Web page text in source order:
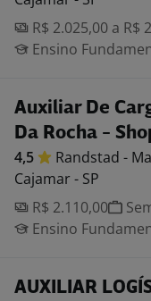
R$ 2.025,00 a R$
Ensino
Auxiliar De
Da Rocha -
4,5 Randstad -
Cajamar - SP
R$ 2.110,00
Ensino
AUXILIAR